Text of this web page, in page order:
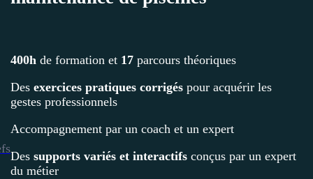
400h de formation et 17 parcours théoriques
Des exercices pratiques corrigés pour acquérir les
gestes professionnels
Accompagnement par un coach et un expert
Des supports variés et interactifs conçus par un expert
du métier